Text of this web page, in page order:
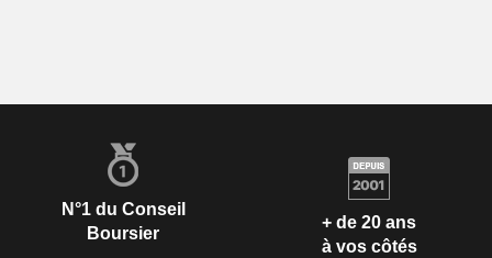
N°1 du Conseil
Boursier
+ de 20 ans
à vos côtés